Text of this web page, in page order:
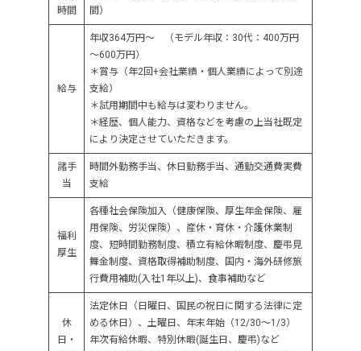
時間
間）
給与
年収364万円～ （モデル年収：30代：400万円
～600万円）
＊賞与（年2回+会社業績・個人業績によって別途
支給）
＊試用期間中も給与は変わりません。
＊経歴、個人能力、資格などを考慮の上当社既定
により決定させていただきます。
諸手
当
時間外勤務手当、休日勤務手当、通勤交通費実費
支給
福利
厚生
各種社会保険加入（健康保険、厚生年金保険、雇
用保険、労災保険）、産休・育休・介護休業制
度、短時間勤務制度、積立有給休暇制度、慶弔見
舞金制度、資格取得補助制度、国内・海外研修旅
行費用補助(入社1年以上)、食事補助など
休
日・
法定休日（日曜日、国民の祝日に関する法律に定
める休日）、土曜日、年末年始（12/30～1/3）
年次有給休暇、特別休暇(誕生日、慶弔)など